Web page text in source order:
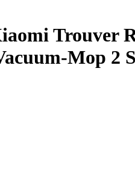
Trouver
Mop 2